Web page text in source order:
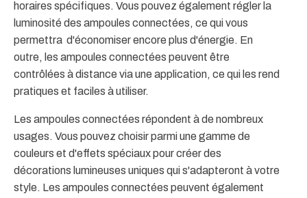
horaires spécifiques. Vous pouvez également régler la
luminosité des ampoules connectées, ce qui vous
permettra d'économiser encore plus d'énergie. En
outre, les ampoules connectées peuvent être
contrôlées à distance via une application, ce qui les rend
pratiques et faciles à utiliser.
Les ampoules connectées répondent à de nombreux
usages. Vous pouvez choisir parmi une gamme de
couleurs et d'effets spéciaux pour créer des
décorations lumineuses uniques qui s'adapteront à votre
style. Les ampoules connectées peuvent également